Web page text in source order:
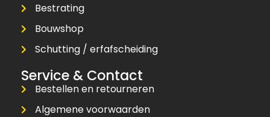
Bestrating
Bouwshop
Schutting / erfafscheiding
Service & Contact
Bestellen en retourneren
Algemene voorwaarden